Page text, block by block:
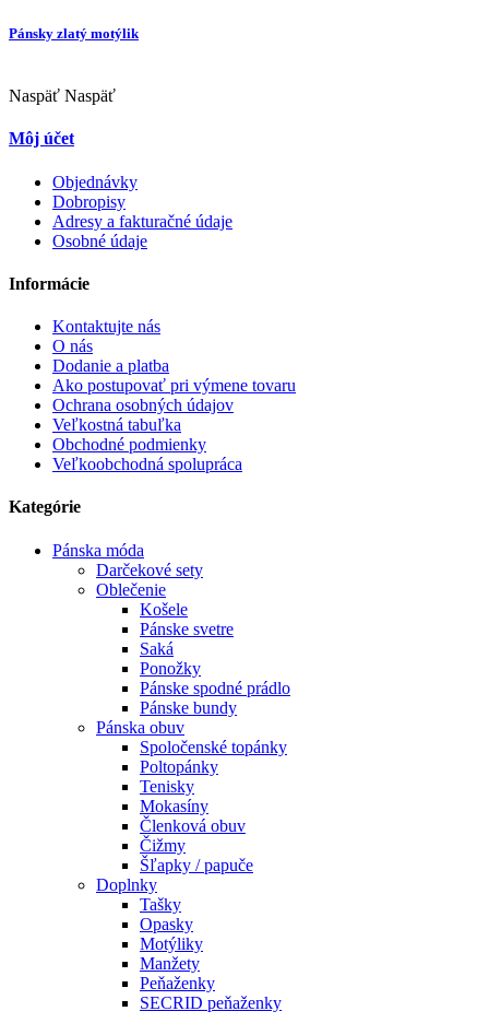
Pánsky zlatý motýlik
Naspäť Naspäť
Môj účet
Objednávky
Dobropisy
Adresy a fakturačné údaje
Osobné údaje
Informácie
Kontaktujte nás
O nás
Dodanie a platba
Ako postupovať pri výmene tovaru
Ochrana osobných údajov
Veľkostná tabuľka
Obchodné podmienky
Veľkoobchodná spolupráca
Kategórie
Pánska móda
Darčekové sety
Oblečenie
Košele
Pánske svetre
Saká
Ponožky
Pánske spodné prádlo
Pánske bundy
Pánska obuv
Spoločenské topánky
Poltopánky
Tenisky
Mokasíny
Členková obuv
Čižmy
Šľapky / papuče
Doplnky
Tašky
Opasky
Motýliky
Manžety
Peňaženky
SECRID peňaženky